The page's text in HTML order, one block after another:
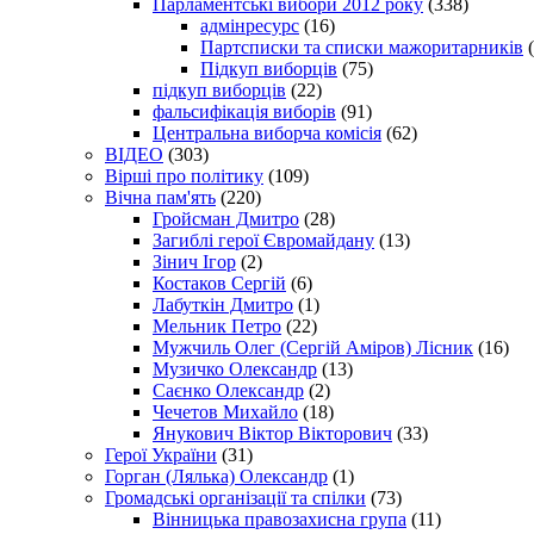
адмінресурс (16)
Партсписки та списки мажоритарників
Підкуп виборців (75)
підкуп виборців (22)
фальсифікація виборів (91)
Центральна виборча комісія (62)
ВІДЕО (303)
Вірші про політику (109)
Вічна пам'ять (220)
Гройсман Дмитро (28)
Загиблі герої Євромайдану (13)
Зінич Ігор (2)
Костаков Сергій (6)
Лабуткін Дмитро (1)
Мельник Петро (22)
Мужчиль Олег (Сергій Аміров) Лісник (16)
Музичко Олександр (13)
Саєнко Олександр (2)
Чечетов Михайло (18)
Янукович Віктор Вікторович (33)
Герої України (31)
Горган (Лялька) Олександр (1)
Громадські організації та спілки (73)
Вінницька правозахисна група (11)